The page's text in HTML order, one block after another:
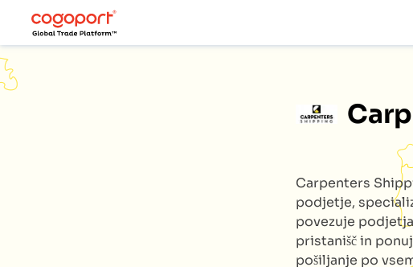
Carpenters
podjetje,
povezuje
pristanišč in
pošiljanje po